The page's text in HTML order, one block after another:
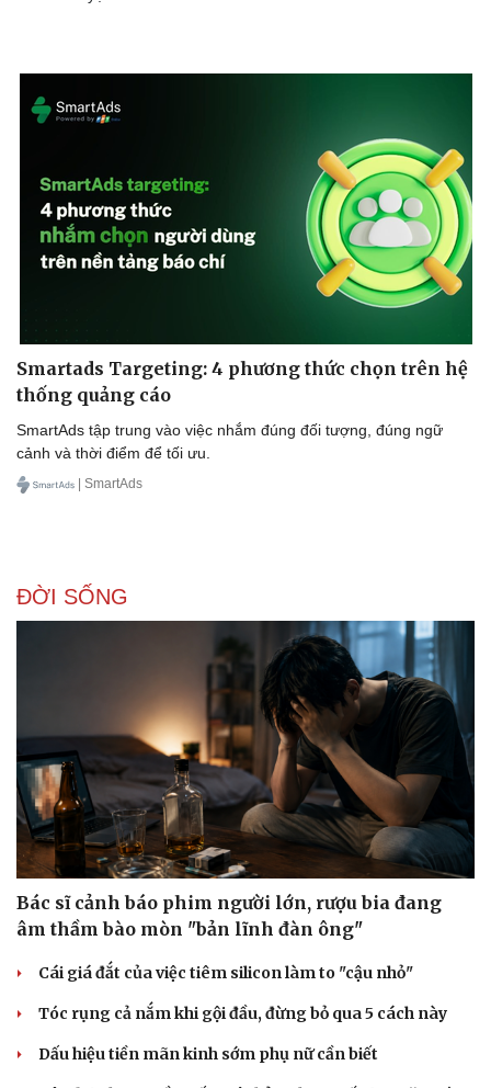
Doanh nghiệp
Doanh nhân
Vì cộng đồng
Tin Công nghệ
Trải nghiệm
Chuyển đổi số
Smartads Targeting: 4 phương thức chọn trên hệ
thống quảng cáo
SmartAds tập trung vào việc nhắm đúng đối tượng, đúng ngữ
cảnh và thời điểm để tối ưu.
| SmartAds
ĐỜI SỐNG
Bác sĩ cảnh báo phim người lớn, rượu bia đang
âm thầm bào mòn "bản lĩnh đàn ông"
Cái giá đắt của việc tiêm silicon làm to "cậu nhỏ"
Tóc rụng cả nắm khi gội đầu, đừng bỏ qua 5 cách này
Dấu hiệu tiền mãn kinh sớm phụ nữ cần biết